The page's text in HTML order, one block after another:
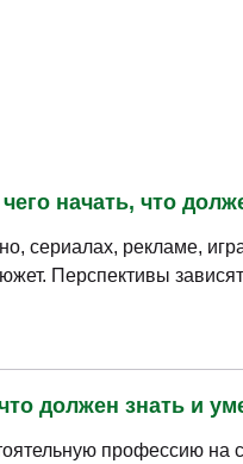
начать, что
сериалах, рекламе,
Перспективы
должен знать и
профессию